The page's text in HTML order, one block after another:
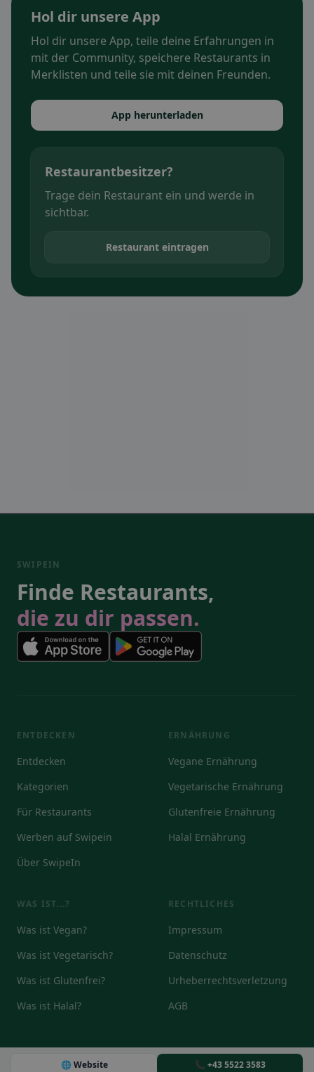
🌐 Website 📞 +43 5522 3583
Hol dir unsere App
Hol dir unsere App, teile deine Erfahrungen in
mit der Community, speichere Restaurants in
Merklisten und teile sie mit deinen Freunden.
App herunterladen
Restaurantbesitzer?
Trage dein Restaurant ein und werde in
sichtbar.
Restaurant eintragen
SWIPEIN
Finde Restaurants,
die zu dir passen.
ENTDECKEN
Entdecken
Kategorien
Für Restaurants
Werben auf Swipein
Über SwipeIn
ERNÄHRUNG
Vegane Ernährung
Vegetarische Ernährung
Glutenfreie Ernährung
Halal Ernährung
WAS IST...?
Was ist Vegan?
Was ist Vegetarisch?
Was ist Glutenfrei?
Was ist Halal?
RECHTLICHES
Impressum
Datenschutz
Urheberrechtsverletzung
AGB